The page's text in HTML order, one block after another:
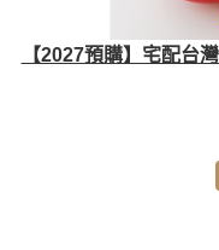
【2027預購】宅配台